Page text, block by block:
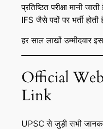
प्रतिष्ठित परीक्षा मानी
IFS जैसे पदों पर भर्ती होती
हर साल लाखों उम्मीदवार
Official
Link
UPSC से जुड़ी सभी